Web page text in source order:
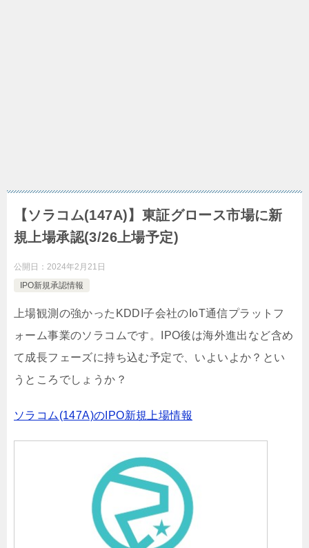
【ソラコム(147A)】東証グロース市場に新
規上場承認(3/26上場予定)
公開日： 2024年2月21日
IPO新規承認情報
上場観測の強かったKDDI子会社のIoT通信プラットフ
ォーム事業のソラコムです。IPO後は海外進出など含め
て成長フェーズに持ち込む予定で、いよいよか？とい
うところでしょうか？
ソラコム(147A)のIPO新規上場情報